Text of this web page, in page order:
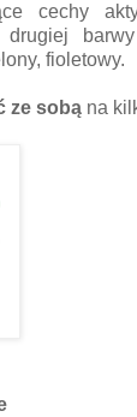
cechy
drugiej
fioletowy.
ze sobą na